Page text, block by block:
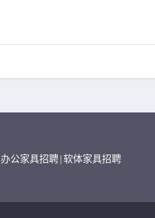
办公家具招聘 软体家具招聘